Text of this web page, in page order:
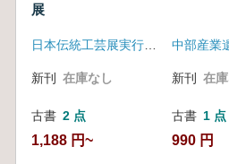
展
新刊 在庫なし
古書 2 点
1,188 円~
中部産業
新刊 在
古書 1 点
990 円